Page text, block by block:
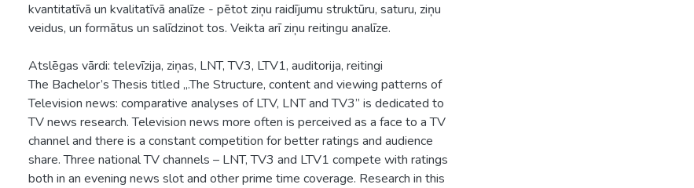
kvantitatīvā un kvalitatīvā analīze - pētot ziņu raidījumu struktūru, saturu, ziņu
veidus, un formātus un salīdzinot tos. Veikta arī ziņu reitingu analīze.
Atslēgas vārdi: televīzija, ziņas, LNT, TV3, LTV1, auditorija, reitingi
The Bachelor’s Thesis titled „.The Structure, content and viewing patterns of
Television news: comparative analyses of LTV, LNT and TV3” is dedicated to
TV news research. Television news more often is perceived as a face to a TV
channel and there is a constant competition for better ratings and audience
share. Three national TV channels – LNT, TV3 and LTV1 compete with ratings
both in an evening news slot and other prime time coverage. Research in this